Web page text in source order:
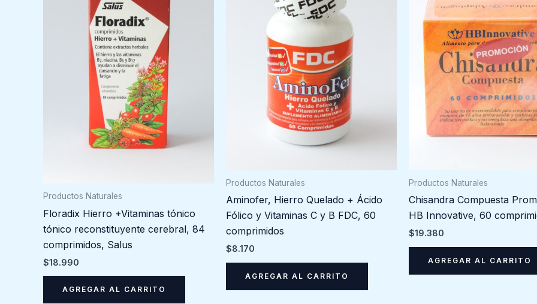
Productos Naturales
Floradix Hierro +Vitaminas tónico
tónico reconstituyente cerebral, 84
comprimidos, Salus
$18.990
AGREGAR AL CARRITO
Productos Naturales
Aminofer, Hierro Quelado + Ácido
Fólico y Vitaminas C y B FDC, 60
comprimidos
$8.170
AGREGAR AL CARRITO
Productos Naturales
Chisandra Compuesta
HB Innovative, 60
$19.380
AGREGAR AL CARRITO